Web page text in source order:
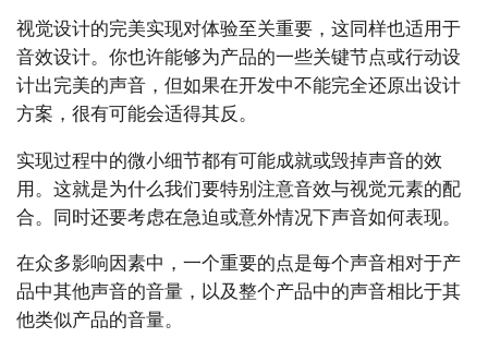
视觉设计的完美实现对体验至关重要，这同样也适用于
音效设计。你也许能够为产品的一些关键节点或行动设
计出完美的声音，但如果在开发中不能完全还原出设计
方案，很有可能会适得其反。
实现过程中的微小细节都有可能成就或毁掉声音的效
用。这就是为什么我们要特别注意音效与视觉元素的配
合。同时还要考虑在急迫或意外情况下声音如何表现。
在众多影响因素中，一个重要的点是每个声音相对于产
品中其他声音的音量，以及整个产品中的声音相比于其
他类似产品的音量。